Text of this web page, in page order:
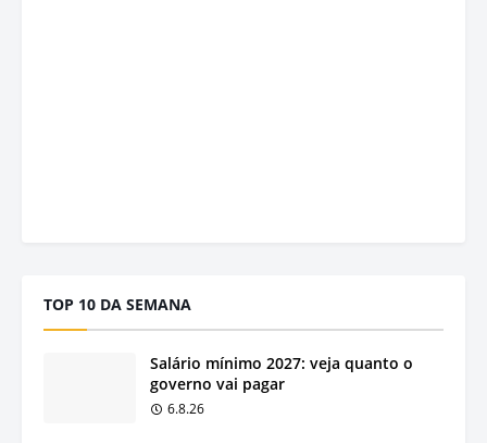
TOP 10 DA SEMANA
Salário mínimo 2027: veja quanto o
governo vai pagar
6.8.26